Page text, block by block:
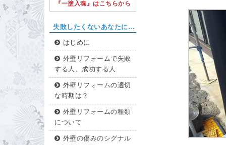
『一塗入魂』はこちらから
失敗したくないあなたに…
はじめに
外壁リフォームで失敗
する人、成功する人
外壁リフォームの適切
な時期は？
外壁リフォームの種類
について
外壁の傷みのシグナル